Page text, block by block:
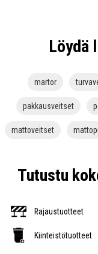
Löydä
martor
pakkausveitset
mattoveitset
Tutustu
Rajaustuotteet
Kiinteistötuotteet